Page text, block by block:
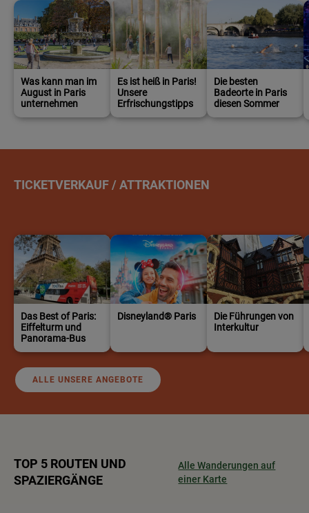
Was kann man im
August in Paris
unternehmen
Es ist heiß in Paris!
Unsere
Erfrischungstipps
Die besten
Badeorte in Paris
diesen Sommer
TICKETVERKAUF / ATTRAKTIONEN
Das Best of Paris:
Eiffelturm und
Panorama-Bus
Disneyland® Paris
Die Führungen von
Interkultur
ALLE UNSERE ANGEBOTE
TOP 5 ROUTEN UND
SPAZIERGÄNGE
Alle Wanderungen auf
einer Karte